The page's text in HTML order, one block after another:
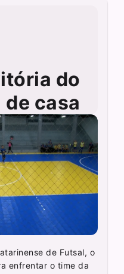
do
casa
de Futsal, o
enfrentar o time da